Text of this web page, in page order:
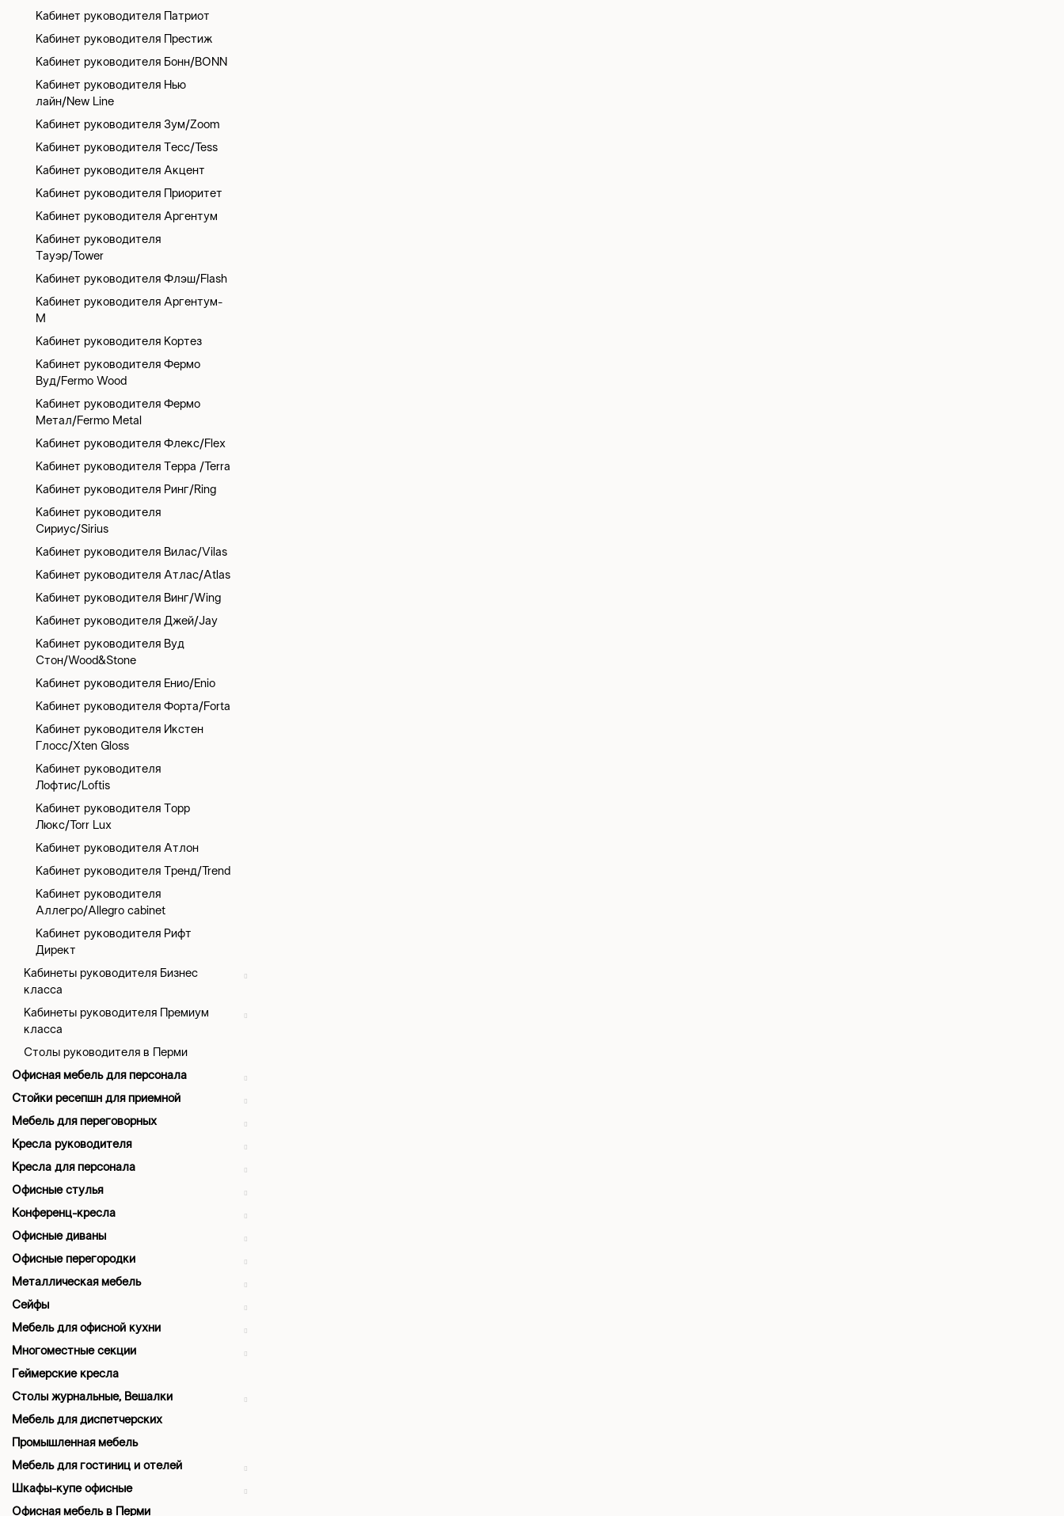
Кабинет руководителя Патриот
Кабинет руководителя Престиж
Кабинет руководителя Бонн/BONN
Кабинет руководителя Нью
лайн/New Line
Кабинет руководителя Зум/Zoom
Кабинет руководителя Тесс/Tess
Кабинет руководителя Акцент
Кабинет руководителя Приоритет
Кабинет руководителя Аргентум
Кабинет руководителя
Тауэр/Tower
Кабинет руководителя Флэш/Flash
Кабинет руководителя Аргентум-
М
Кабинет руководителя Кортез
Кабинет руководителя Фермо
Вуд/Fermo Wood
Кабинет руководителя Фермо
Метал/Fermo Metal
Кабинет руководителя Флекс/Flex
Кабинет руководителя Терра /Terra
Кабинет руководителя Ринг/Ring
Кабинет руководителя
Сириус/Sirius
Кабинет руководителя Вилас/Vilas
Кабинет руководителя Атлас/Atlas
Кабинет руководителя Винг/Wing
Кабинет руководителя Джей/Jay
Кабинет руководителя Вуд
Стон/Wood&Stone
Кабинет руководителя Енио/Enio
Кабинет руководителя Форта/Forta
Кабинет руководителя Икстен
Глосс/Xten Gloss
Кабинет руководителя
Лофтис/Loftis
Кабинет руководителя Торр
Люкс/Torr Lux
Кабинет руководителя Атлон
Кабинет руководителя Тренд/Trend
Кабинет руководителя
Аллегро/Allegro cabinet
Кабинет руководителя Рифт
Директ
Кабинеты руководителя Бизнес
класса
Кабинеты руководителя Премиум
класса
Столы руководителя в Перми
Офисная мебель для персонала
Стойки ресепшн для приемной
Мебель для переговорных
Кресла руководителя
Кресла для персонала
Офисные стулья
Конференц-кресла
Офисные диваны
Офисные перегородки
Металлическая мебель
Сейфы
Мебель для офисной кухни
Многоместные секции
Геймерские кресла
Столы журнальные, Вешалки
Мебель для диспетчерских
Промышленная мебель
Мебель для гостиниц и отелей
Шкафы-купе офисные
Офисная мебель в Перми